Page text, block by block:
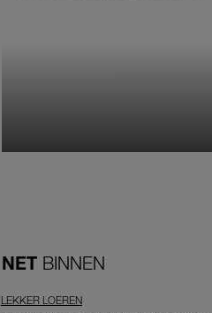
NET BINNEN
LEKKER LOEREN